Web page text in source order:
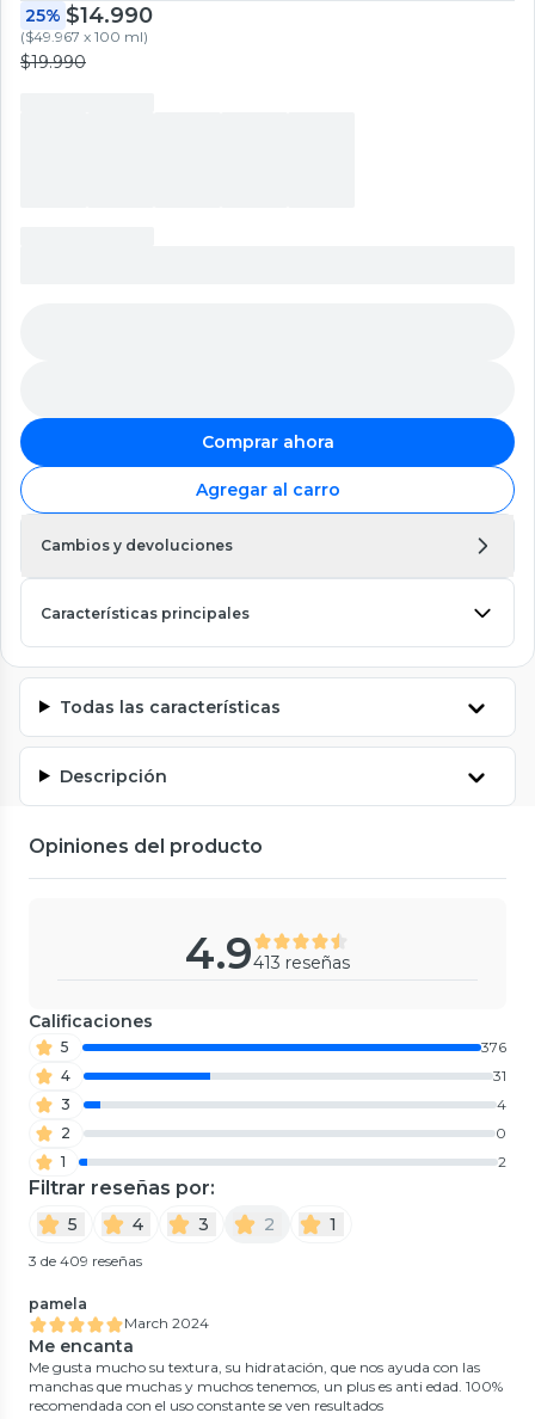
25% $14.990
($49.967 x 100 ml)
$19.990
Comprar ahora
Agregar al carro
Cambios y devoluciones
Características principales
Todas las características
Descripción
Opiniones del producto
4.9413 reseñas
Calificaciones
5
376
4
31
3
4
2
0
1
2
Filtrar reseñas por:
5 4 3 2 1
3 de 409 reseñas
pamela
March 2024
Me encanta
Me gusta mucho su textura, su hidratación, que nos ayuda con las
manchas que muchas y muchos tenemos, un plus es anti edad. 100%
recomendada con el uso constante se ven resultados